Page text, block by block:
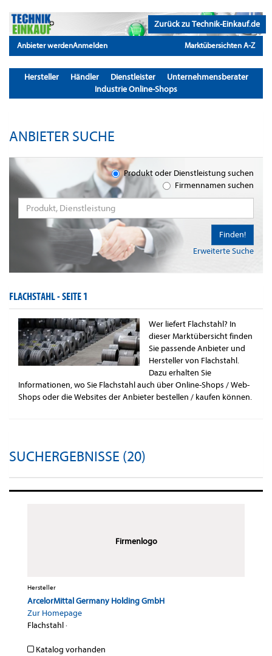
Zurück zu Technik-Einkauf.de
Anbieter werdenAnmelden Marktübersichten A-Z
Hersteller Händler Dienstleister
Unternehmensberater
Industrie Online-Shops
ANBIETER SUCHE
Produkt oder Dienstleistung suchen
Firmennamen suchen
Erweiterte Suche
Finden!
FLACHSTAHL -SEITE 1
Wer liefert Flachstahl? In
dieser Marktübersicht finden
Sie passende Anbieter und
Hersteller von Flachstahl.
Dazu erhalten Sie
Informationen, wo Sie Flachstahl auch über Online-Shops / Web-
Shops oder die Websites der Anbieter bestellen / kaufen können.
SUCHERGEBNISSE (20)
Firmenlogo
Hersteller
ArcelorMittal Germany Holding GmbH
Zur Homepage
Flachstahl·
Katalog vorhanden